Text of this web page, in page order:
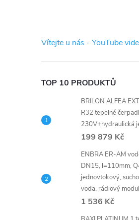
t
r
a
n
p
Vítejte u nás - YouTube
TOP 10 PRODUKTŮ
BRILON ALFEA
R32 tepelné
230V+hydraulická
199 879 Kč
ENBRA ER-AM
DN15, l=110mm,
jednovtokový,
voda, rádiový modul
1 536 Kč